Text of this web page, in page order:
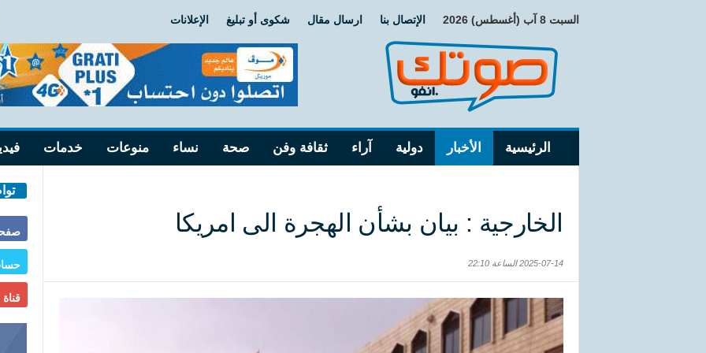
السبت 8 آب (أغسطس) 2026 الإتصال بنا ارسال مقال شكوى أو تبليغ الإعلانات
الرئيسية الأخبار دولية آراء ثقافة وفن صحة نساء منوعات خدمات
الخارجية : بيان بشأن الهجرة الى امريكا
2025-07-14 الساعة 22:10